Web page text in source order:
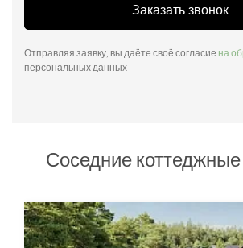
Заказать звонок
Отправляя заявку, вы даёте своё согласие на
персональных данных
Соседние